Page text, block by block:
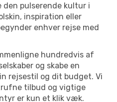
pulserende kultur i
inspiration eller
enhver rejse med
hundredvis af
og skabe en
rejsestil og dit budget. Vi
tilbud og vigtige
er kun et klik væk.